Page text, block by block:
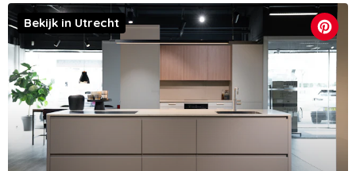
Bekijk in Utrecht